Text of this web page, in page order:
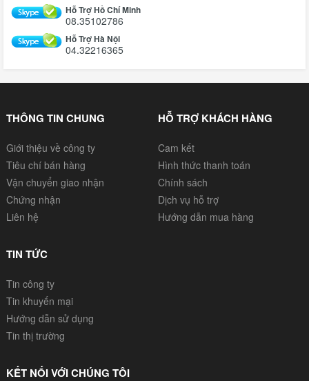
Hỗ Trợ Hồ Chí Minh
08.35102786
Hỗ Trợ Hà Nội
04.32216365
THÔNG TIN CHUNG
Giới thiệu về công ty
Tiêu chí bán hàng
Vận chuyển giao nhận
Chứng nhận
Liên hệ
HỖ TRỢ KHÁCH HÀNG
Cam kết
Hình thức thanh toán
Chính sách
Dịch vụ hỗ trợ
Hướng dẫn mua hàng
TIN TỨC
Tin công ty
Tin khuyến mại
Hướng dẫn sử dụng
Tin thị trường
KẾT NỐI VỚI CHÚNG TÔI